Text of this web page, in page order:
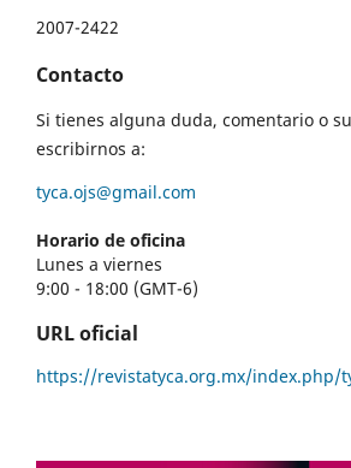
2007-2422
Contacto
Si tienes alguna duda, comentario o
escribirnos a:
tyca.ojs@gmail.com
Horario de oficina
Lunes a viernes
9:00 - 18:00 (GMT-6)
URL oficial
https://revistatyca.org.mx/index.php/